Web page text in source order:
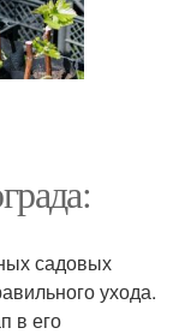
садовых
ухода.
в его